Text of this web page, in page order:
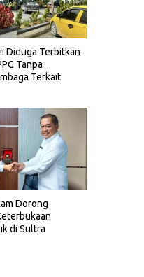
Diduga Terbitkan
Tanpa
Terkait
Dorong
di Sultra